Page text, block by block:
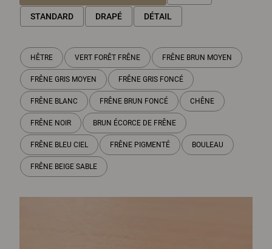
STANDARD DRAPÉ DÉTAIL
HÊTRE VERT FORÊT FRÊNE FRÊNE BRUN MOYEN
FRÊNE GRIS MOYEN FRÊNE GRIS FONCÉ
FRÊNE BLANC FRÊNE BRUN FONCÉ CHÊNE
FRÊNE NOIR BRUN ÉCORCE DE FRÊNE
FRÊNE BLEU CIEL FRÊNE PIGMENTÉ BOULEAU
FRÊNE BEIGE SABLE